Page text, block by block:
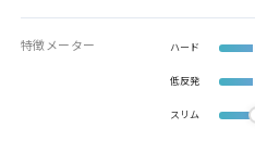
特徴メーター ハード
低反発
スリム